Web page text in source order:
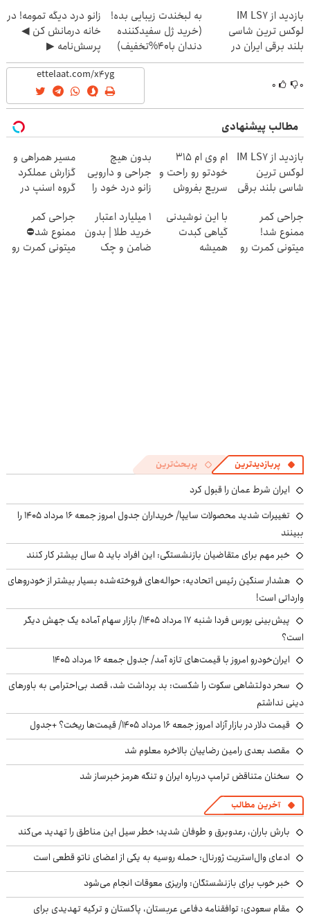
بازدید از IM LS7
لوکس ترین شاسی
بلند برقی ایران در
باشگاه انقلاب
به لبخندت زیبایی بده!
(خرید ژل سفیدکننده
دندان با40%تخفیف)
زانو درد دیگه تمومه! در
خانه درمانش کن ◀
پرسش‌نامه ▶
۰ ۰
مطالب پیشنهادی
بازدید از IM LS7
لوکس ترین
شاسی بلند برقی
انقلاب
ام وی ام 315
خودتو رو راحت و
سریع بفروش
بدون هیچ
جراحی و دارویی
زانو درد خود را
پرسش نامه ▶
مسیر همراهی و
گزارش عملکرد
گروه اسنپ در
جراحی کمر
ممنوع شد!
میتونی کمرت رو
با این نوشیدنی
گیاهی کبدت
همیشه
۱ میلیارد اعتبار
خرید طلا | بدون
ضامن و چک
جراحی کمر
ممنوع شد⛔
میتونی کمرت رو
پربازدیدترین پربحث‌ترین
ایران شرط عمان را قبول کرد
تغییرات شدید محصولات سایپا/ خریداران جدول امروز جمعه ۱۶ مرداد ۱۴۰۵ را
ببینند
خبر مهم برای متقاضیان بازنشستگی: این افراد باید ۵ سال بیشتر کار کنند
هشدار سنگین رئیس اتحادیه: حواله‌های فروخته‌شده بسیار بیشتر از خودروهای
وارداتی است!
پیش‌بینی بورس فردا شنبه ۱۷ مرداد ۱۴۰۵/ بازار سهام آماده یک جهش دیگر
است؟
ایران‌خودرو امروز با قیمت‌های تازه آمد/ جدول جمعه ۱۶ مرداد ۱۴۰۵
سحر دولتشاهی سکوت را شکست: بد برداشت شد، قصد بی‌احترامی به باورهای
دینی نداشتم
قیمت دلار در بازار آزاد امروز جمعه ۱۶ مرداد ۱۴۰۵/ قیمت‌ها ریخت؟ +جدول
مقصد بعدی رامین رضاییان بالاخره معلوم شد
سخنان متناقض ترامپ درباره ایران و تنگه هرمز خبرساز شد
آخرین مطالب
بارش باران، رعدوبرق و طوفان شدید؛ خطر سیل این مناطق را تهدید می‌کند
ادعای وال‌استریت ژورنال: حمله روسیه به یکی از اعضای ناتو قطعی است
خبر خوب برای بازنشستگان: واریزی معوقات انجام می‌شود
مقام سعودی: توافقنامه دفاعی عربستان، پاکستان و ترکیه تهدیدی برای